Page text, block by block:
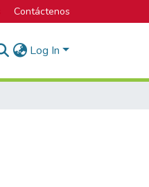
Contáctenos
Log In